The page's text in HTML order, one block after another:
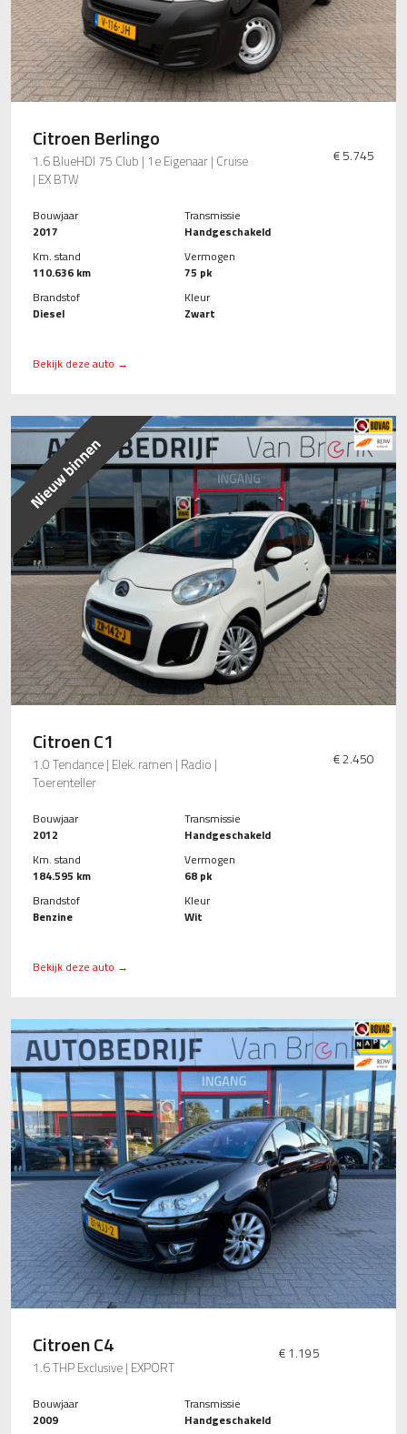
Citroen Berlingo
1.6 BlueHDI 75 Club | 1e Eigenaar | Cruise
| EX BTW
€ 5.745
Bouwjaar
2017
Km. stand
110.636 km
Brandstof
Diesel
Transmissie
Handgeschakeld
Vermogen
75 pk
Kleur
Zwart
Bekijk deze auto →
Citroen C1
1.0 Tendance | Elek. ramen | Radio |
Toerenteller
€ 2.450
Bouwjaar
2012
Km. stand
184.595 km
Brandstof
Benzine
Transmissie
Handgeschakeld
Vermogen
68 pk
Kleur
Wit
Bekijk deze auto →
Citroen C4
1.6 THP Exclusive | EXPORT
€ 1.195
Bouwjaar
2009
Transmissie
Handgeschakeld